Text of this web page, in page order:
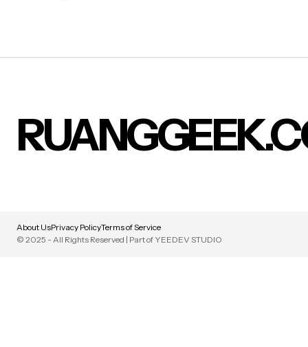
About UsPrivacy PolicyTerms of Service
© 2025 - All Rights Reserved | Part of YEEDEV STUDIO